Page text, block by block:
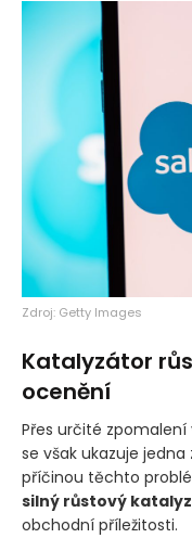
Zdroj: Getty Images
Katalyzátor
ocenění
Přes určité
se však ukazuje
příčinou těchto
silný růstový
obchodní příležitosti.